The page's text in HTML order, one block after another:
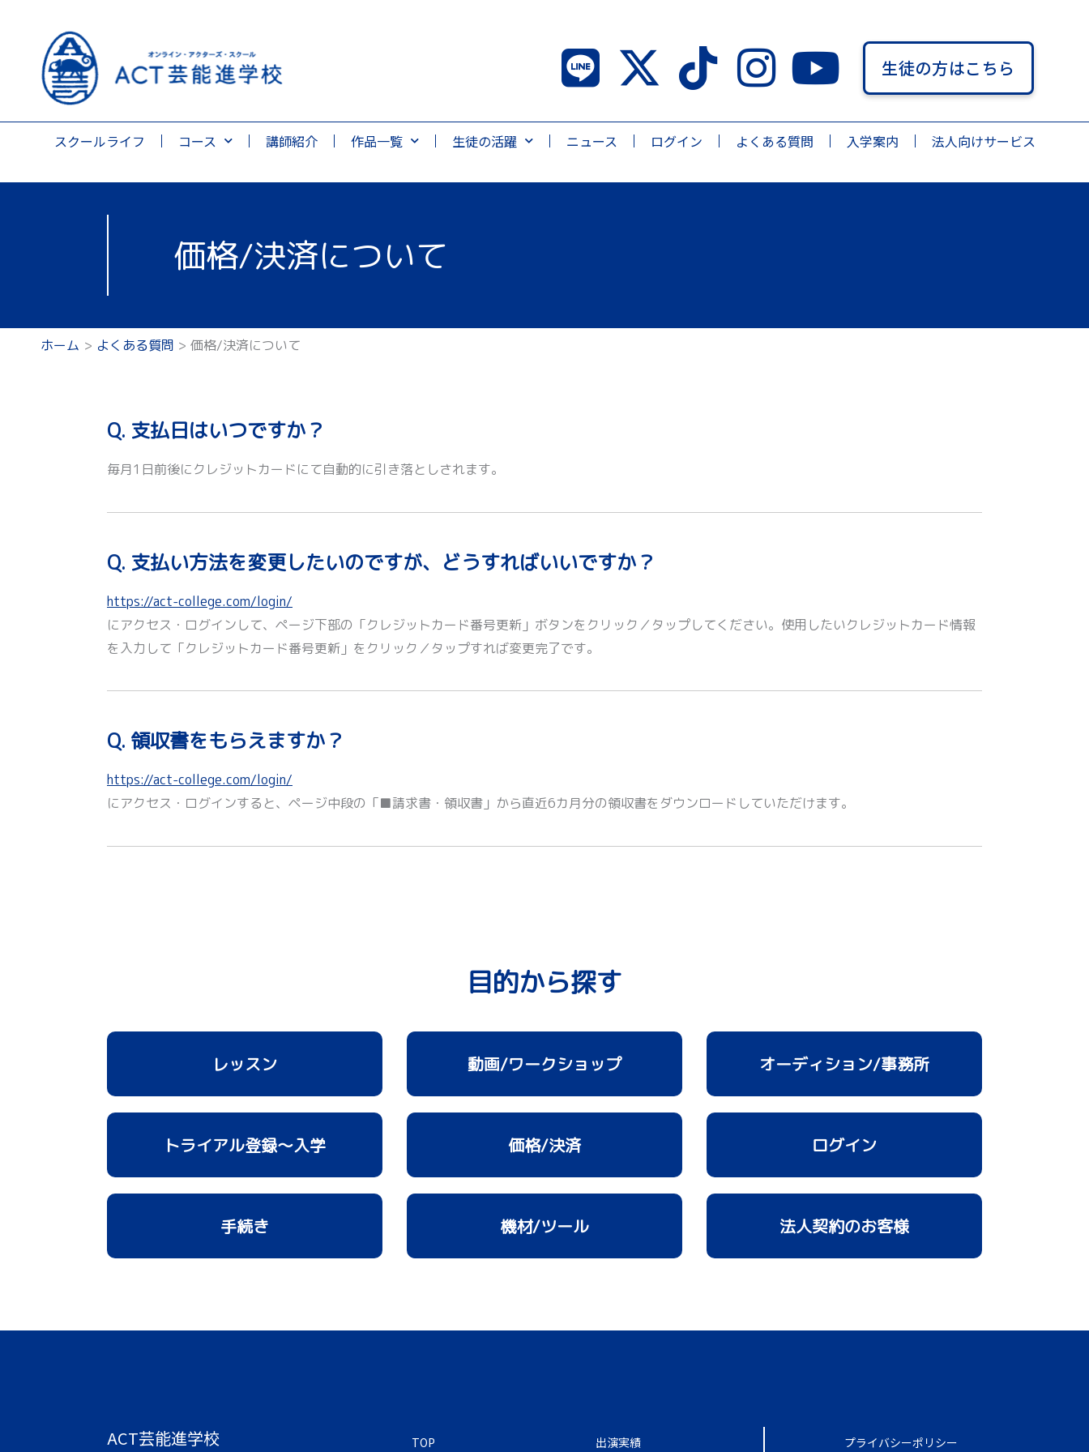
生徒の方はこちら
スクールライフ コース 講師紹介 作品一覧 生徒の活躍 ニュース ログイン よくある質問 入学案内 法人向けサービス
価格/決済について
ホーム よくある質問 価格/決済について
Q. 支払日はいつですか？
毎月1日前後にクレジットカードにて自動的に引き落としされます。
Q. 支払い方法を変更したいのですが、どうすればいいですか？
https://act-college.com/login/
にアクセス・ログインして、ページ下部の「クレジットカード番号更新」ボタンをクリック／タップしてください。使用したいクレジットカード情報
を入力して「クレジットカード番号更新」をクリック／タップすれば変更完了です。
Q. 領収書をもらえますか？
https://act-college.com/login/
にアクセス・ログインすると、ページ中段の「■請求書・領収書」から直近6カ月分の領収書をダウンロードしていただけます。
目的から探す
レッスン 動画/ワークショップ オーディション/事務所
トライアル登録～入学 価格/決済 ログイン
手続き 機材/ツール 法人契約のお客様
ACT芸能進学校 TOP 出演実績 プライバシーポリシー